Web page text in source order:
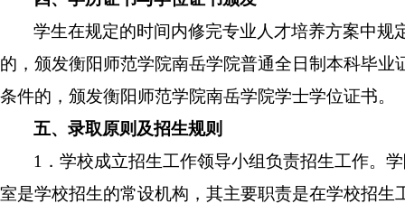
学生在规定的时间内修完专业人才培养方案中规
的，颁发衡阳师范学院南岳学院普通全日制本科毕业
条件的，颁发衡阳师范学院南岳学院学士学位证书。
五、录取原则及招生规则
1．学校成立招生工作领导小组负责招生工作。
室是学校招生的常设机构，其主要职责是在学校招生